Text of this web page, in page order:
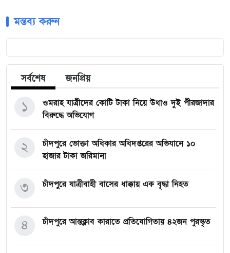
মন্তব্য করুন
সর্বশেষ জনপ্রিয়
ওমরাহ যাত্রীদের কোটি টাকা নিয়ে উধাও দুই পীরজাদার
বিরুদ্ধে অভিযোগ
১
চাঁদপুরে ভোক্তা অধিকার অধিদপ্তরের অভিযানে ১০
হাজার টাকা জরিমানা
২
চাঁদপুরে যাত্রীবাহী বাসের ধাক্কায় এক বৃদ্ধা নিহত
৩
চাঁদপুরে আন্তক্লাব কারাতে প্রতিযোগিতায় ৪২জন পুরস্কৃত
৪